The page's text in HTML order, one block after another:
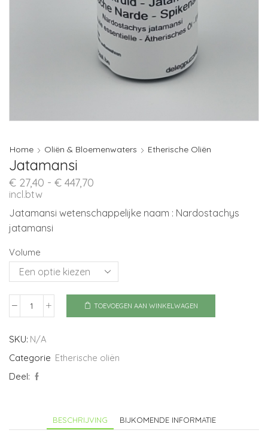
Home Oliën & Bloemenwaters Etherische Oliën
Jatamansi
€ 27,40 - € 447,70
tot
€ 447,70
incl.btw
Jatamansi wetenschappelijke naam : Nardostachys
jatamansi
Volume
Jatamansi
TOEVOEGEN AAN WINKELWAGEN
SKU: N/A
Categorie Etherische oliën
Deel:
BESCHRIJVING BIJKOMENDE INFORMATIE